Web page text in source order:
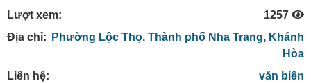
Lượt xem:
1257
Địa chỉ:
Phường Lộc Thọ, Thành phố Nha Trang, Khánh
Hòa
Liên hệ:
văn biên